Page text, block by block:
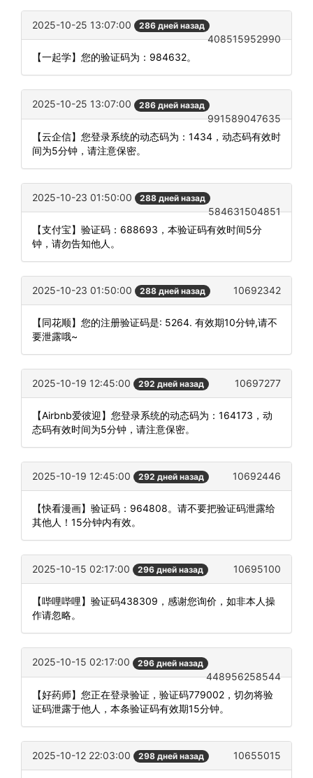
2025-10-25 13:07:00 286 дней назад
408515952990
【一起学】您的验证码为：984632。
2025-10-25 13:07:00 286 дней назад
991589047635
【云企信】您登录系统的动态码为：1434，动态码有效时
间为5分钟，请注意保密。
2025-10-23 01:50:00 288 дней назад
584631504851
【支付宝】验证码：688693，本验证码有效时间5分
钟，请勿告知他人。
2025-10-23 01:50:00 288 дней назад 10692342
【同花顺】您的注册验证码是: 5264. 有效期10分钟,请不
要泄露哦~
2025-10-19 12:45:00 292 дней назад 10697277
【Airbnb爱彼迎】您登录系统的动态码为：164173，动
态码有效时间为5分钟，请注意保密。
2025-10-19 12:45:00 292 дней назад 10692446
【快看漫画】验证码：964808。请不要把验证码泄露给
其他人！15分钟内有效。
2025-10-15 02:17:00 296 дней назад 10695100
【哔哩哔哩】验证码438309，感谢您询价，如非本人操
作请忽略。
2025-10-15 02:17:00 296 дней назад
448956258544
【好药师】您正在登录验证，验证码779002，切勿将验
证码泄露于他人，本条验证码有效期15分钟。
2025-10-12 22:03:00 298 дней назад 10655015